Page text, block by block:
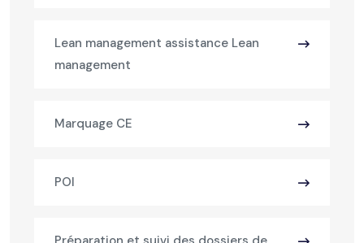
Lean management assistance Lean
management
Marquage CE
POI